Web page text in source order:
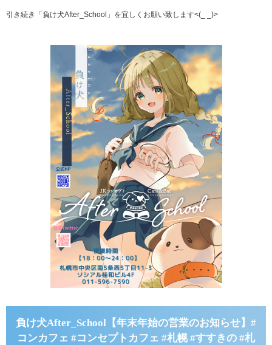
引き続き「負け犬After_School」を宜しくお願い致します<(_ _)>
負け犬After_School【年末年始の営業のお知らせ】#
コンカフェ #コンセプトカフェ #札幌 #すすきの #札